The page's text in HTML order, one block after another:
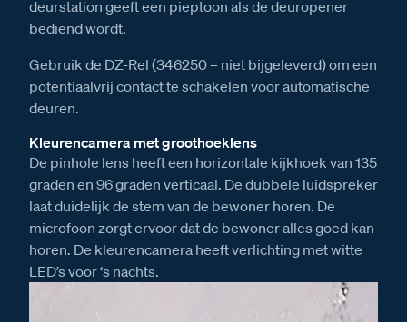
deurstation geeft een pieptoon als de deuropener
bediend wordt.
Gebruik de DZ-Rel (346250 – niet bijgeleverd) om een
potentiaalvrij contact te schakelen voor automatische
deuren.
Kleurencamera met groothoeklens
De pinhole lens heeft een horizontale kijkhoek van 135
graden en 96 graden verticaal. De dubbele luidspreker
laat duidelijk de stem van de bewoner horen. De
microfoon zorgt ervoor dat de bewoner alles goed kan
horen. De kleurencamera heeft verlichting met witte
LED’s voor ‘s nachts.